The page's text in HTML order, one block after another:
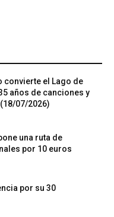
convierte el Lago de
años de canciones y
07/2026)
una ruta de
por 10 euros
por su 30